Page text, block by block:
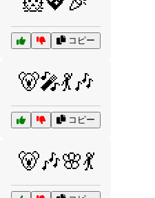
コピー
🐻🎤💃🎶
コピー
🐻🎶🌸💃